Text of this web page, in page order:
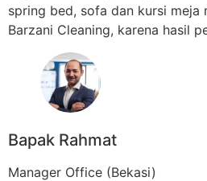
spring bed, sofa dan kursi meja
Barzani Cleaning, karena hasil
Bapak Rahmat
Manager Office (Bekasi)